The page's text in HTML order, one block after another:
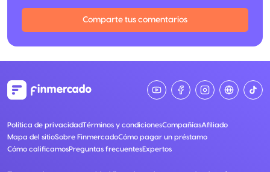
Comparte tus comentarios
Política de privacidadTérminos y condicionesCompañíasAfiliado
Mapa del sitioSobre FinmercadoCómo pagar un préstamo
Cómo calificamosPreguntas frecuentesExpertos